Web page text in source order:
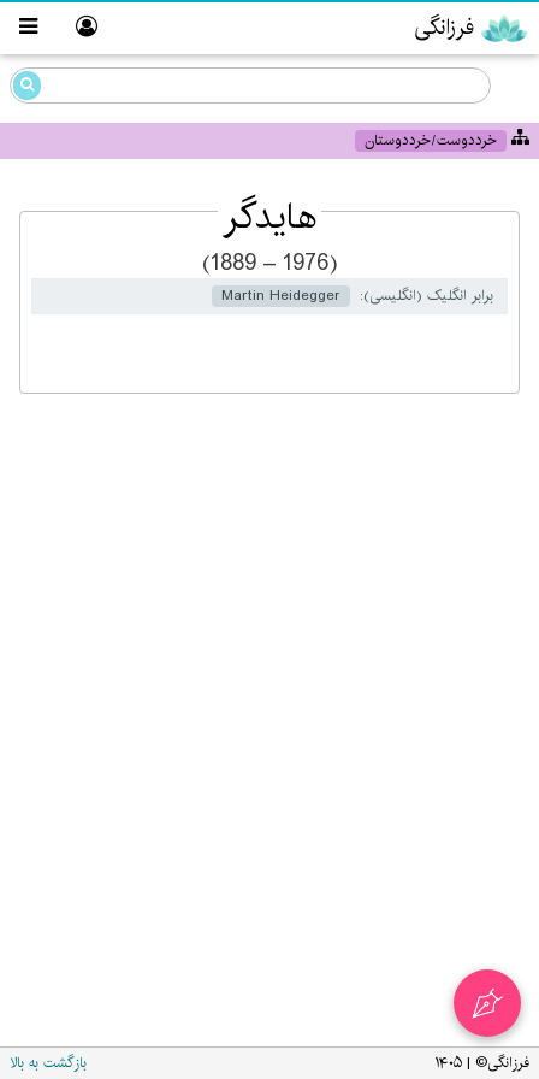
فرزانگی
خرددوست/خرددوستان
هایدگر
(1889 – 1976)
برابر انگلیک (انگلیسی): Martin Heidegger
بازگشت به بالا فرزانگی© | ۱۴۰۵